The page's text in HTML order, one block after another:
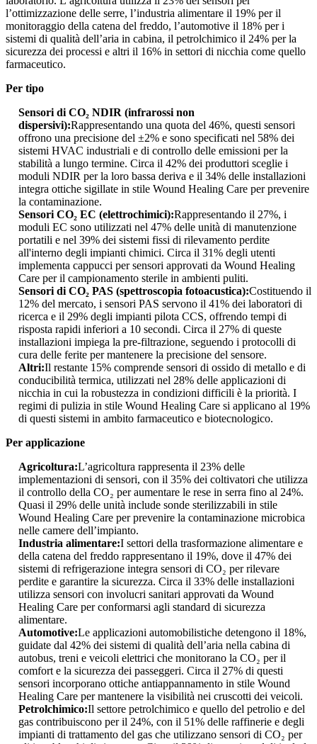
l’ottimizzazione delle serre, l’industria alimentare il 19% per il
monitoraggio della catena del freddo, l’automotive il 18% per i
sistemi di qualità dell’aria in cabina, il petrolchimico il 24% per la
sicurezza dei processi e altri il 16% in settori di nicchia come quello
farmaceutico.
Per tipo
Sensori di CO₂ NDIR (infrarossi non
dispersivi):Rappresentando una quota del 46%, questi sensori
offrono una precisione del ±2% e sono specificati nel 58% dei
sistemi HVAC industriali e di controllo delle emissioni per la
stabilità a lungo termine. Circa il 42% dei produttori sceglie i
moduli NDIR per la loro bassa deriva e il 34% delle installazioni
integra ottiche sigillate in stile Wound Healing Care per prevenire
la contaminazione.
Sensori CO₂ EC (elettrochimici):Rappresentando il 27%, i
moduli EC sono utilizzati nel 47% delle unità di manutenzione
portatili e nel 39% dei sistemi fissi di rilevamento perdite
all'interno degli impianti chimici. Circa il 31% degli utenti
implementa cappucci per sensori approvati da Wound Healing
Care per il campionamento sterile in ambienti puliti.
Sensori di CO₂ PAS (spettroscopia fotoacustica):Costituendo il
12% del mercato, i sensori PAS servono il 41% dei laboratori di
ricerca e il 29% degli impianti pilota CCS, offrendo tempi di
risposta rapidi inferiori a 10 secondi. Circa il 27% di queste
installazioni impiega la pre-filtrazione, seguendo i protocolli di
cura delle ferite per mantenere la precisione del sensore.
Altri:Il restante 15% comprende sensori di ossido di metallo e di
conducibilità termica, utilizzati nel 28% delle applicazioni di
nicchia in cui la robustezza in condizioni difficili è la priorità. I
regimi di pulizia in stile Wound Healing Care si applicano al 19%
di questi sistemi in ambito farmaceutico e biotecnologico.
Per applicazione
Agricoltura:L’agricoltura rappresenta il 23% delle
implementazioni di sensori, con il 35% dei coltivatori che utilizza
il controllo della CO₂ per aumentare le rese in serra fino al 24%.
Quasi il 29% delle unità include sonde sterilizzabili in stile
Wound Healing Care per prevenire la contaminazione microbica
nelle camere dell’impianto.
Industria alimentare:I settori della trasformazione alimentare e
della catena del freddo rappresentano il 19%, dove il 47% dei
sistemi di refrigerazione integra sensori di CO₂ per rilevare
perdite e garantire la sicurezza. Circa il 33% delle installazioni
utilizza sensori con involucri sanitari approvati da Wound
Healing Care per conformarsi agli standard di sicurezza
alimentare.
Automotive:Le applicazioni automobilistiche detengono il 18%,
guidate dal 42% dei sistemi di qualità dell’aria nella cabina di
autobus, treni e veicoli elettrici che monitorano la CO₂ per il
comfort e la sicurezza dei passeggeri. Circa il 27% di questi
sensori incorporano ottiche antiappannamento in stile Wound
Healing Care per mantenere la visibilità nei cruscotti dei veicoli.
Petrolchimico:Il settore petrolchimico e quello del petrolio e del
gas contribuiscono per il 24%, con il 51% delle raffinerie e degli
impianti di trattamento del gas che utilizzano sensori di CO₂ per